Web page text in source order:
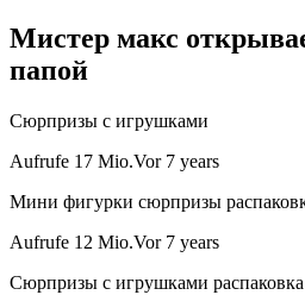
Мистер макс
папой
Сюрпризы с игрушками
Aufrufe 17 Mio.Vor 7 years
Мини фигурки сюрпризы
Aufrufe 12 Mio.Vor 7 years
Сюрпризы с игрушками распаковка